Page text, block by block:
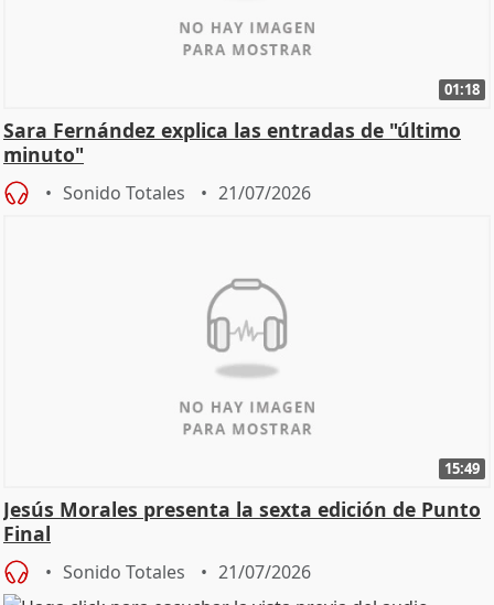
01:18
Sara Fernández explica las entradas de "último
minuto"
Sonido Totales 21/07/2026
15:49
Jesús Morales presenta la sexta edición de Punto
Final
Sonido Totales 21/07/2026